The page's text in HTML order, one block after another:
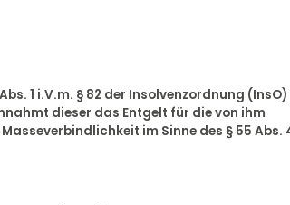
1 i.V.m. § 82 der Insolvenzordnung (InsO)
dieser das Entgelt für die von ihm
im Sinne des § 55 Abs.